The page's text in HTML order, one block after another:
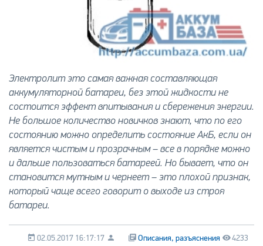
Электролит это самая важная составляющая
аккумуляторной батареи, без этой жидкости не
состоится эффект впитывания и сбережения энергии.
Не большое количество новичков знают, что по его
состоянию можно определить состояние АкБ, если он
является чистым и прозрачным – все в порядке можно
и дальше пользоваться батареей. Но бывает, что он
становится мутным и чернеет – это плохой признак,
который чаще всего говорит о выходе из строя
батареи.
Описания, разъяснения 4233
02.05.2017 16:17:17